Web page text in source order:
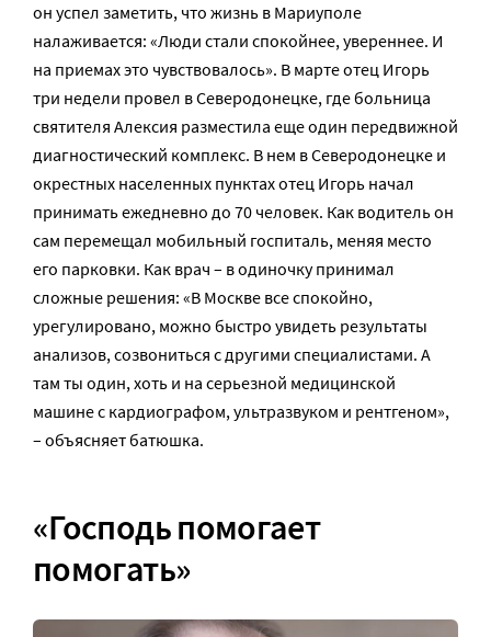
он успел заметить, что жизнь в Мариуполе
налаживается: «Люди стали спокойнее, увереннее. И
на приемах это чувствовалось». В марте отец Игорь
три недели провел в Северодонецке, где больница
святителя Алексия разместила еще один передвижной
диагностический комплекс. В нем в Северодонецке и
окрестных населенных пунктах отец Игорь начал
принимать ежедневно до 70 человек. Как водитель он
сам перемещал мобильный госпиталь, меняя место
его парковки. Как врач – в одиночку принимал
сложные решения: «В Москве все спокойно,
урегулировано, можно быстро увидеть результаты
анализов, созвониться с другими специалистами. А
там ты один, хоть и на серьезной медицинской
машине с кардиографом, ультразвуком и рентгеном»,
– объясняет батюшка.
«Господь помогает
помогать»